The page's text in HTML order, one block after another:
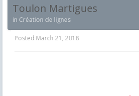
Toulon Martigues
in Création de lignes
Posted March 21, 2018